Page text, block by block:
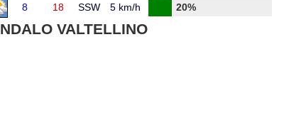
8 18 SSW 5 km/h 20%
VALTELLINO